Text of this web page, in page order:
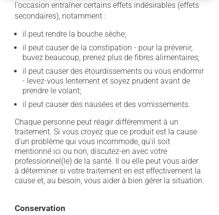
l'occasion entraîner certains effets indésirables (effets
secondaires), notamment :
il peut rendre la bouche sèche;
il peut causer de la constipation - pour la prévenir,
buvez beaucoup, prenez plus de fibres alimentaires;
il peut causer des étourdissements ou vous endormir
- levez-vous lentement et soyez prudent avant de
prendre le volant;
il peut causer des nausées et des vomissements.
Chaque personne peut réagir différemment à un
traitement. Si vous croyez que ce produit est la cause
d'un problème qui vous incommode, qu'il soit
mentionné ici ou non, discutez-en avec votre
professionnel(le) de la santé. Il ou elle peut vous aider
à déterminer si votre traitement en est effectivement la
cause et, au besoin, vous aider à bien gérer la situation.
Conservation